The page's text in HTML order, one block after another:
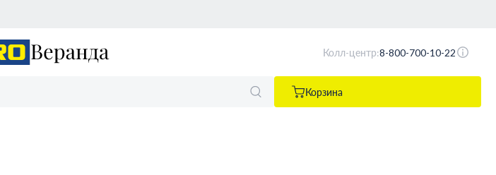
Колл-центр:8-800-700-10-22
Корзина